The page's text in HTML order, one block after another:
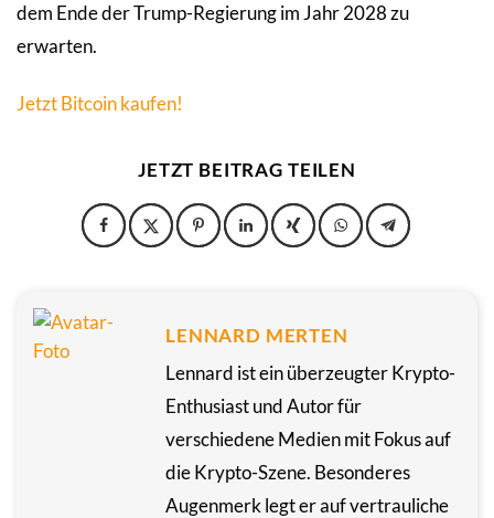
dem Ende der Trump-Regierung im Jahr 2028 zu
erwarten.
Jetzt Bitcoin kaufen!
JETZT BEITRAG TEILEN
LENNARD MERTEN
Lennard ist ein überzeugter Krypto-
Enthusiast und Autor für
verschiedene Medien mit Fokus auf
die Krypto-Szene. Besonderes
Augenmerk legt er auf vertrauliche